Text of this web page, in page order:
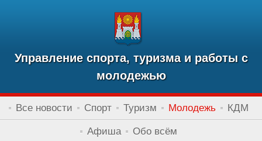
Управление спорта, туризма и работы с
молодежью
Все новости Спорт Туризм Молодежь КДМ
Афиша Обо всём